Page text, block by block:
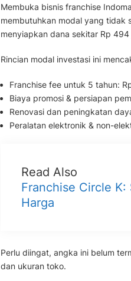
Membuka bisnis franchise
membutuhkan modal yang tidak
menyiapkan dana sekitar Rp
Rincian modal investasi ini
Franchise fee untuk 5 tahun:
Biaya promosi & persiapan
Renovasi dan peningkatan
Peralatan elektronik & non-
Read Also
Franchise Circle K:
Harga
Perlu diingat, angka ini belum
dan ukuran toko.